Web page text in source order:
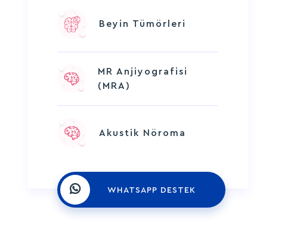
Beyin Tümörleri
MR Anjiyografisi
(MRA)
Akustik Nöroma
WHATSAPP DESTEK